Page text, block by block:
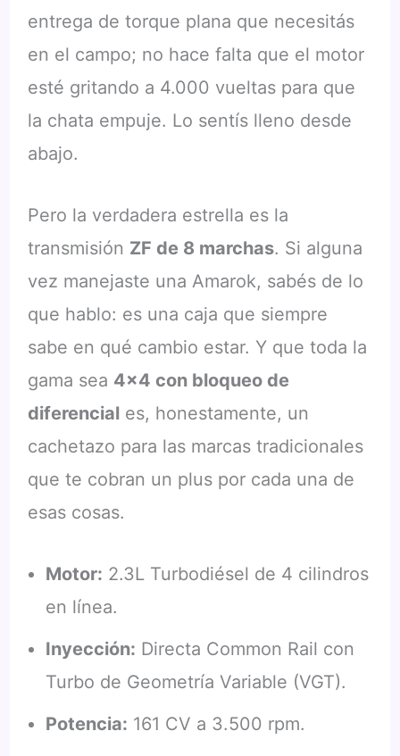
entrega de torque plana que necesitás
en el campo; no hace falta que el motor
esté gritando a 4.000 vueltas para que
la chata empuje. Lo sentís lleno desde
abajo.
Pero la verdadera estrella es la
transmisión ZF de 8 marchas. Si alguna
vez manejaste una Amarok, sabés de lo
que hablo: es una caja que siempre
sabe en qué cambio estar. Y que toda la
gama sea 4×4 con bloqueo de
diferenciales, honestamente, un
cachetazo para las marcas tradicionales
que te cobran un plus por cada una de
esas cosas.
Motor: 2.3L Turbodiésel de 4 cilindros
en línea.
Inyección: Directa Common Rail con
Turbo de Geometría Variable (VGT).
Potencia: 161 CV a 3.500 rpm.